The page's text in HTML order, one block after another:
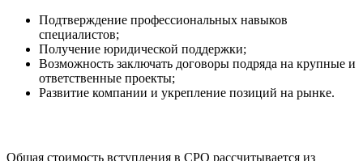
Подтверждение профессиональных навыков
специалистов;
Получение юридической поддержки;
Возможность заключать договоры подряда на крупные и
ответственные проекты;
Развитие компании и укрепление позиций на рынке.
Общая стоимость вступления в СРО рассчитывается из